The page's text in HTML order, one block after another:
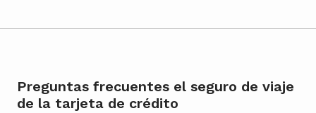
Preguntas frecuentes el seguro de viaje
de la tarjeta de crédito